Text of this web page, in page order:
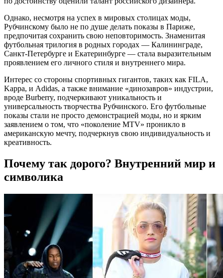
Однако, несмотря на успех в мировых столицах моды,
Рубчинскому было не по душе делать показы в Париже,
предпочитая сохранить свою неповторимость. Знаменитая
футбольная трилогия в родных городах — Калининграде,
Санкт-Петербурге и Екатеринбурге — стала выразительным
проявлением его личного стиля и внутреннего мира.
Интерес со стороны спортивных гигантов, таких как FILA,
Kappa, и Adidas, а также внимание «динозавров» индустрии,
вроде Burberry, подчеркивают уникальность и
универсальность творчества Рубчинского. Его футбольные
показы стали не просто демонстрацией моды, но и ярким
заявлением о том, что «поколение MTV» проникло в
американскую мечту, подчеркнув свою индивидуальность и
креативность.
Почему так дорого? Внутренний мир и
символика